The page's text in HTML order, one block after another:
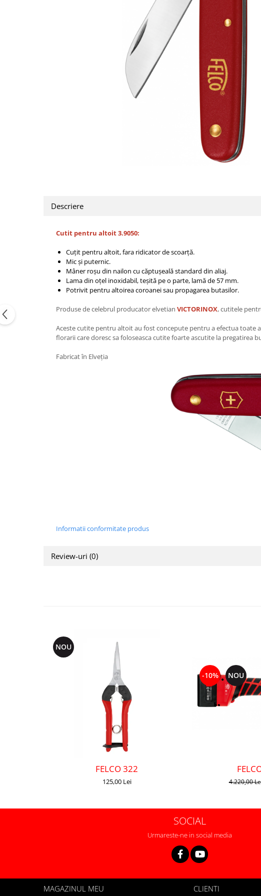
Descriere
Cutit pentru altoit 3.9050:
Cuțit pentru altoit, fara ridicator de scoarță.
Mic și puternic.
Mâner roșu din nailon cu căptușeală standard din aliaj.
Lama din oțel inoxidabil, teșită pe o parte, lamă de 57 mm.
Potrivit pentru altoirea coroanei sau propagarea butasilor.
Produse de celebrul producator elvetian VICTORINOX, cutitele
Aceste cutite pentru altoit au fost concepute pentru a efectua toate
florarii care doresc sa foloseasca cutite foarte ascutite la pregatirea
Fabricat în Elveția
Informatii conformitate produs
Review-uri (0)
NOU
FELCO 322
125,00 Lei
-10% NOU
4.220,00
SOCIAL
Urmareste-ne in social media
MAGAZINUL MEU CLIENTI